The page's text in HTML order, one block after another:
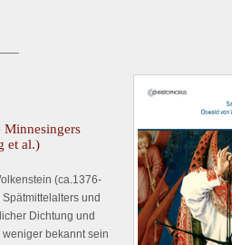
et al.)
(ca.1376-
und
Dichtung und
bekannt sein